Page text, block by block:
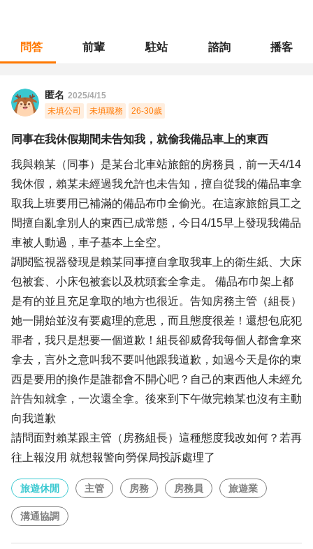
問答 前輩 駐站 諮詢 播客
匿名 2025/4/15
未填公司
未填職務 26-30歲
同事在我休假期間未告知我，就偷我備品車上的東西
我與賴某（同事）是某台北車站旅館的房務員，前一天4/14
我休假，賴某未經過我允許也未告知，擅自從我的備品車拿
取我上班要用已補滿的備品布巾全偷光。在這家旅館員工之
間擅自亂拿別人的東西已成常態，今日4/15早上發現我備品
車被人動過，車子基本上全空。
調閱監視器發現是賴某同事擅自拿取我車上的衛生紙、大床
包被套、小床包被套以及枕頭套全拿走。 備品布巾架上都
是有的並且充足拿取的地方也很近。告知房務主管（組長）
她一開始並沒有要處理的意思，而且態度很差！還想包庇犯
罪者，我只是想要一個道歉！組長卻威脅我每個人都會拿來
拿去，言外之意叫我不要叫他跟我道歉，如過今天是你的東
西是要用的換作是誰都會不開心吧？自己的東西他人未經允
許告知就拿，一次還全拿。後來到下午做完賴某也沒有主動
向我道歉
請問面對賴某跟主管（房務組長）這種態度我改如何？若再
往上報沒用 就想報警向勞保局投訴處理了
旅遊休閒 主管 房務 房務員 旅遊業
溝通協調